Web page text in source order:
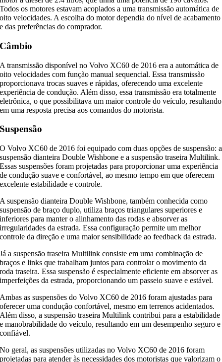
Todos os motores estavam acoplados a uma transmissão automática de
oito velocidades. A escolha do motor dependia do nível de acabamento
e das preferências do comprador.
Câmbio
A transmissão disponível no Volvo XC60 de 2016 era a automática de
oito velocidades com função manual sequencial. Essa transmissão
proporcionava trocas suaves e rápidas, oferecendo uma excelente
experiência de condução. Além disso, essa transmissão era totalmente
eletrônica, o que possibilitava um maior controle do veículo, resultando
em uma resposta precisa aos comandos do motorista.
Suspensão
O Volvo XC60 de 2016 foi equipado com duas opções de suspensão: a
suspensão dianteira Double Wishbone e a suspensão traseira Multilink.
Essas suspensões foram projetadas para proporcionar uma experiência
de condução suave e confortável, ao mesmo tempo em que oferecem
excelente estabilidade e controle.
A suspensão dianteira Double Wishbone, também conhecida como
suspensão de braço duplo, utiliza braços triangulares superiores e
inferiores para manter o alinhamento das rodas e absorver as
irregularidades da estrada. Essa configuração permite um melhor
controle da direção e uma maior sensibilidade ao feedback da estrada.
Já a suspensão traseira Multilink consiste em uma combinação de
braços e links que trabalham juntos para controlar o movimento da
roda traseira. Essa suspensão é especialmente eficiente em absorver as
imperfeições da estrada, proporcionando um passeio suave e estável.
Ambas as suspensões do Volvo XC60 de 2016 foram ajustadas para
oferecer uma condução confortável, mesmo em terrenos acidentados.
Além disso, a suspensão traseira Multilink contribui para a estabilidade
e manobrabilidade do veículo, resultando em um desempenho seguro e
confiável.
No geral, as suspensões utilizadas no Volvo XC60 de 2016 foram
projetadas para atender às necessidades dos motoristas que valorizam o